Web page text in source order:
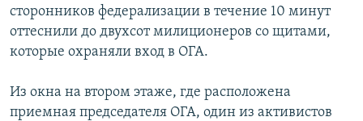
ПРОПАВШИЕ БЕЗ ВЕСТИ
ПОБЕДИТЕЛЕЙ НЕ СУДЯТ?
ELIFBE
ПРИСОЕДИНЯЙТЕСЬ!
сторонников федерализации в течение 10 минут
оттеснили до двухсот милиционеров со щитами,
которые охраняли вход в ОГА.
Из окна на втором этаже, где расположена
приемная председателя ОГА, один из активистов